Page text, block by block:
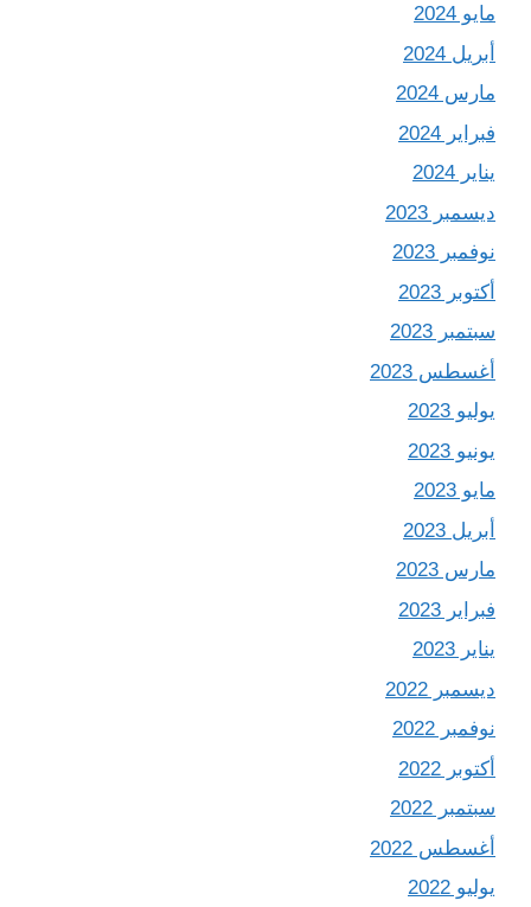
مايو 2024
أبريل 2024
مارس 2024
فبراير 2024
يناير 2024
ديسمبر 2023
نوفمبر 2023
أكتوبر 2023
سبتمبر 2023
أغسطس 2023
يوليو 2023
يونيو 2023
مايو 2023
أبريل 2023
مارس 2023
فبراير 2023
يناير 2023
ديسمبر 2022
نوفمبر 2022
أكتوبر 2022
سبتمبر 2022
أغسطس 2022
يوليو 2022